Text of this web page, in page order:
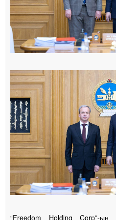
“Freedom Holding Corp”-ын